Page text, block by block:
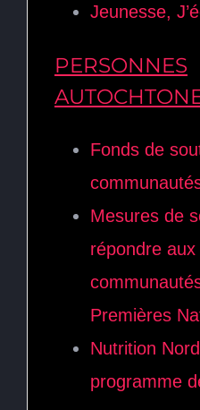
Jeunesse,
PERSONNES
Fonds de
Mesures de
répondre
Premières
Nutrition
programme